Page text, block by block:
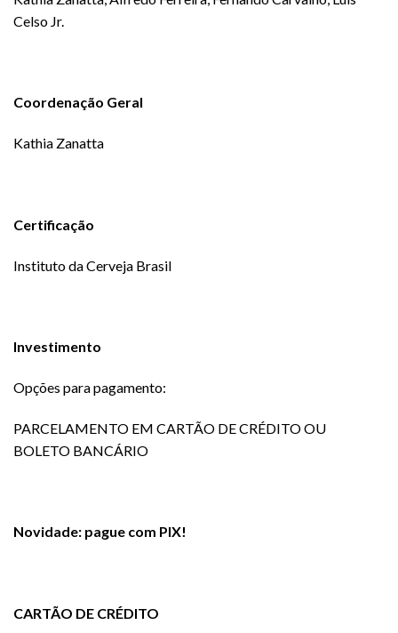
Celso Jr.
Coordenação Geral
Kathia Zanatta
Certificação
Instituto da Cerveja Brasil
Investimento
Opções para pagamento:
PARCELAMENTO EM CARTÃO DE CRÉDITO OU
BOLETO BANCÁRIO
Novidade: pague com PIX!
CARTÃO DE CRÉDITO